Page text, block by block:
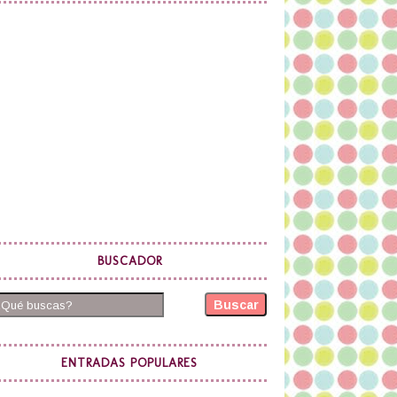
BUSCADOR
Buscar
ENTRADAS POPULARES